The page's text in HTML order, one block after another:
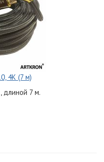
4K (7 м)
длиной 7 м.